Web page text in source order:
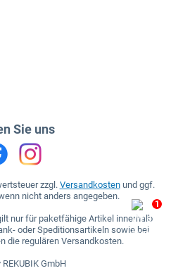
Sie uns
zzgl. Versandkostenund ggf.
nicht anders angegeben.
nur für paketfähige Artikel innerhalb
oder Speditionsartikeln sowie bei
die regulären Versandkosten.
GmbH
1